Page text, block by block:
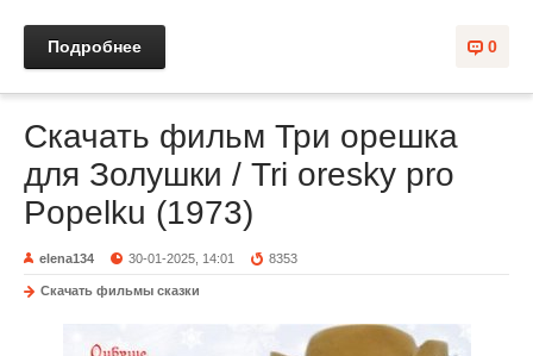
0
Подробнее
Скачать фильм Три орешка
для Золушки / Tri oresky pro
Popelku (1973)
elena134 30-01-2025, 14:01 8353
Скачать фильмы сказки